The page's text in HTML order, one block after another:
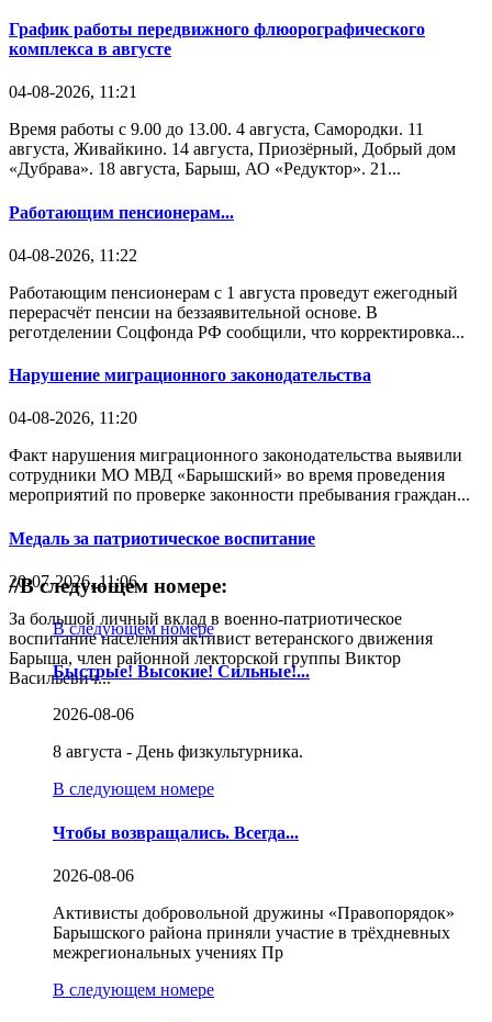
График работы передвижного флюорографического
комплекса в августе
04-08-2026, 11:21
Время работы с 9.00 до 13.00. 4 августа, Самородки. 11
августа, Живайкино. 14 августа, Приозёрный, Добрый дом
«Дубрава». 18 августа, Барыш, АО «Редуктор». 21...
Работающим пенсионерам...
04-08-2026, 11:22
Работающим пенсионерам с 1 августа проведут ежегодный
перерасчёт пенсии на беззаявительной основе. В
реготделении Соцфонда РФ сообщили, что корректировка...
Нарушение миграционного законодательства
04-08-2026, 11:20
Факт нарушения миграционного законодательства выявили
сотрудники МО МВД «Барышский» во время проведения
мероприятий по проверке законности пребывания граждан...
Медаль за патриотическое воспитание
20-07-2026, 11:06
За большой личный вклад в военно-патриотическое
воспитание населения активист ветеранского движения
Барыша, член районной лекторской группы Виктор
Васильевич...
//В следующем номере:
В следующем номере
Быстрые! Высокие! Сильные!...
2026-08-06
8 августа - День физкультурника.
В следующем номере
Чтобы возвращались. Всегда...
2026-08-06
Активисты добровольной дружины «Правопорядок»
Барышского района приняли участие в трёхдневных
межрегиональных учениях Пр
В следующем номере